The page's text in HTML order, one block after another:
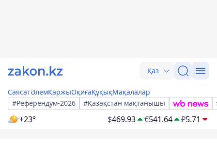
Қаз
СаясатӘлемҚаржыОқиғаҚұқықМақалалар
#Референдум-2026
#Қазақстан мақтанышы
+23° $469.93 €541.64 ₽5.71